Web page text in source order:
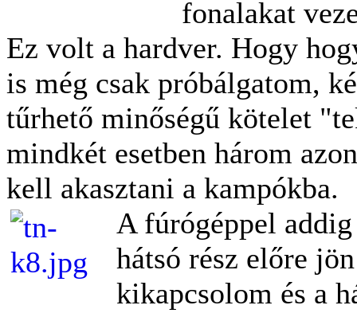
fonalakat
Ez volt a hardver. Hogy
is még csak próbálgatom,
tűrhető minőségű kötelet
mindkét esetben három
kell akasztani a kampókba.
A fúrógéppel
hátsó rész előre
kikapcsolom és a